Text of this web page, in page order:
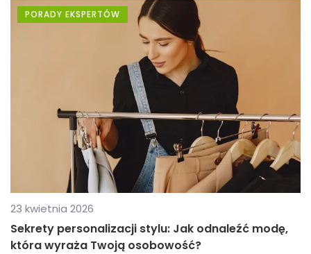
PORADY EKSPERTÓW
23 kwietnia 2026
Sekrety personalizacji stylu: Jak odnaleźć modę,
która wyraża Twoją osobowość?